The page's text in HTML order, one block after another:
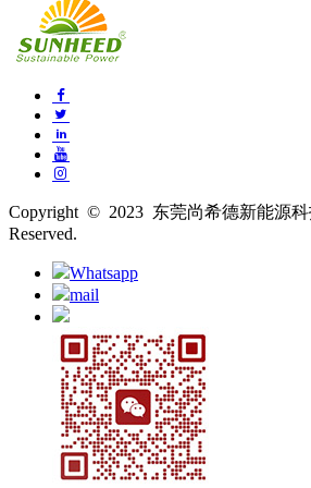
Copyright © 2023 东莞尚希德新能源
Reserved.
Whatsapp
mail